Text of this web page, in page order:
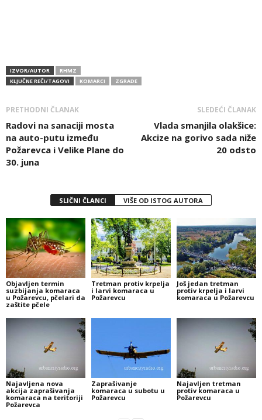
IZVOR/AUTOR
RHMZ
KLJUČNE REČI/TAGOVI
KOMARCI ZGRADE
PRETHODNI ČLANAK
Radovi na sanaciji mosta
na auto-putu između
Požarevca i Velike Plane do
30. juna
SLEDEĆI ČLANAK
Vlada smanjila olakšice:
Akcize na gorivo sada niže
20 odsto
SLIČNI ČLANCI VIŠE OD ISTOG AUTORA
Objavljen termin
suzbijanja komaraca
u Požarevcu, pčelari da
zaštite pčele
Tretman protiv krpelja
i larvi komaraca u
Požarevcu
Još jedan tretman
protiv krpelja i larvi
komaraca u Požarevcu
Najavljena nova
akcija zaprašivanja
komaraca na teritoriji
Požarevca
Zaprašivanje
komaraca u subotu u
Požarevcu
Najavljen tretman
protiv komaraca u
Požarevcu